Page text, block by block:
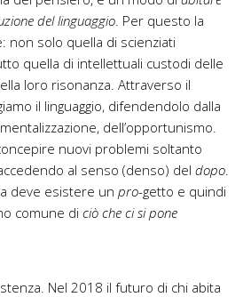
del linguaggio. Per questo la
non solo quella di scienziati
quella di intellettuali custodi delle
loro risonanza. Attraverso il
il linguaggio, difendendolo dalla
dell’opportunismo.
nuovi problemi soltanto
al senso (denso) del dopo.
deve esistere un pro-getto e quindi
comune di ciò che ci si pone
Nel 2018 il futuro di chi abita